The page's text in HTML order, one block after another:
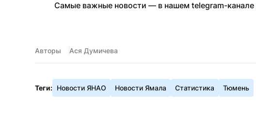
Самые важные новости — в нашем telegram-канале
Авторы Ася Думичева
Теги: Новости ЯНАО Новости Ямала Статистика Тюмень